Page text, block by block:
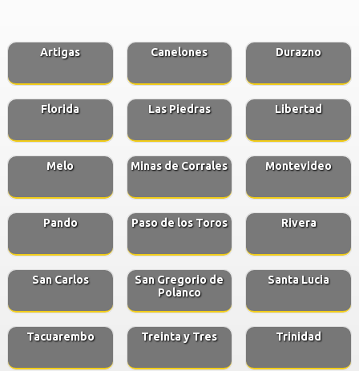
Artigas Canelones Durazno
Florida Las Piedras Libertad
Melo Minas de Corrales Montevideo
Pando Paso de los Toros Rivera
San Carlos
San Gregorio de
Polanco
Santa Lucia
Tacuarembo Treinta y Tres Trinidad